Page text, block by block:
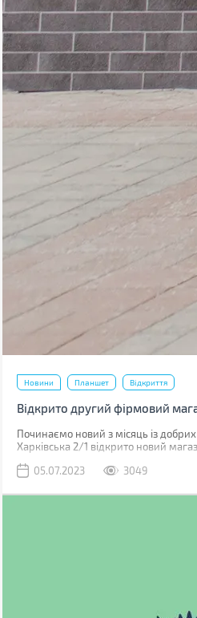
Новини Планшет Відкриття
Відкрито другий фірмовий
Починаємо новий з місяць із
Харківська 2/1 відкрито новий
гаджетів.
05.07.2023 3049